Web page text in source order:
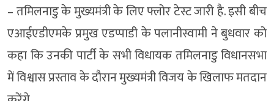
– तमिलनाडु के मुख्यमंत्री के लिए फ्लोर टेस्ट जारी है. इसी बीच
एआईएडीएमके प्रमुख एडप्पाडी के पलानीस्वामी ने बुधवार को
कहा कि उनकी पार्टी के सभी विधायक तमिलनाडु विधानसभा
में विश्वास प्रस्ताव के दौरान मुख्यमंत्री विजय के खिलाफ मतदान